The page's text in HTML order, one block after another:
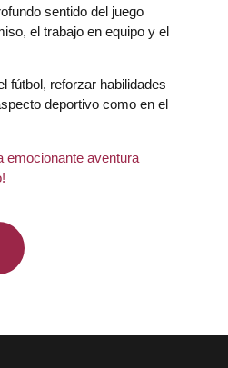
sentido del juego
el trabajo en equipo y el
fútbol, reforzar habilidades
deportivo como en el
emocionante aventura